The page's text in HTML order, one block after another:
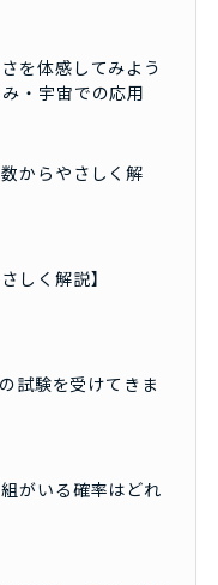
を体感してみよう
・宇宙での応用
からやさしく解
しく解説】
試験を受けてきま
がいる確率はどれ